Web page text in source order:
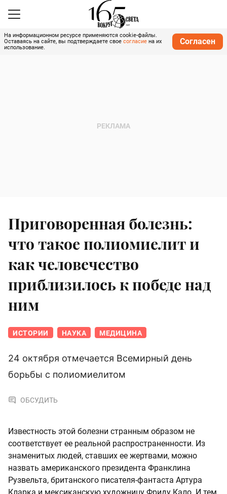
На информационном ресурсе применяются cookie-файлы.
Оставаясь на сайте, вы подтверждаете свое согласие на их
использование.
Согласен
Приговоренная болезнь:
что такое полиомиелит и
как человечество
приблизилось к победе над
ним
ИСТОРИИ НАУКА МЕДИЦИНА
24 октября отмечается Всемирный день
борьбы с полиомиелитом
ОБСУДИТЬ
Известность этой болезни странным образом не
соответствует ее реальной распространенности. Из
знаменитых людей, ставших ее жертвами, можно
назвать американского президента Франклина
Рузвельта, британского писателя-фантаста Артура